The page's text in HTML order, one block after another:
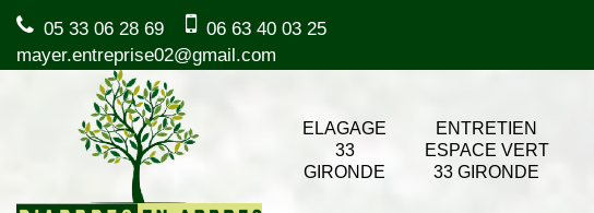
05 33 06 28 69
06 63 40 03 25
mayer.entreprise02@gmail.com
ELAGAGE
33
GIRONDE
ENTRETIEN
ESPACE VERT
33 GIRONDE